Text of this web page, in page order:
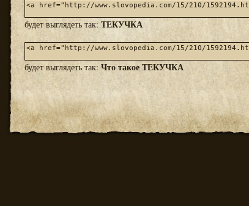
будет выглядеть так:ТЕКУЧКА
будет выглядеть так: Что такое ТЕКУЧКА